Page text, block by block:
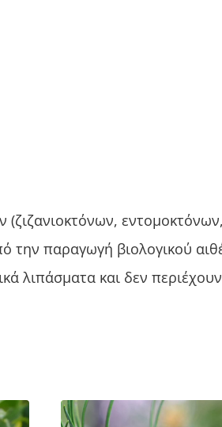
(ζιζανιοκτόνων,
παραγωγή βιολογικού
λιπάσματα και δεν